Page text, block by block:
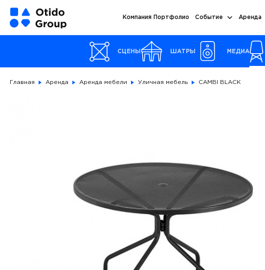
Компания Портфолио Событие Аренда
СЦЕНЫ ШАТРЫ МЕДИА
Главная Аренда Аренда мебели Уличная мебель CAMBI BLACK